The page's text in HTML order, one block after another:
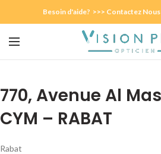
Besoin d'aide? >>> Contactez
770, Avenue Al
CYM – RABAT
Rabat